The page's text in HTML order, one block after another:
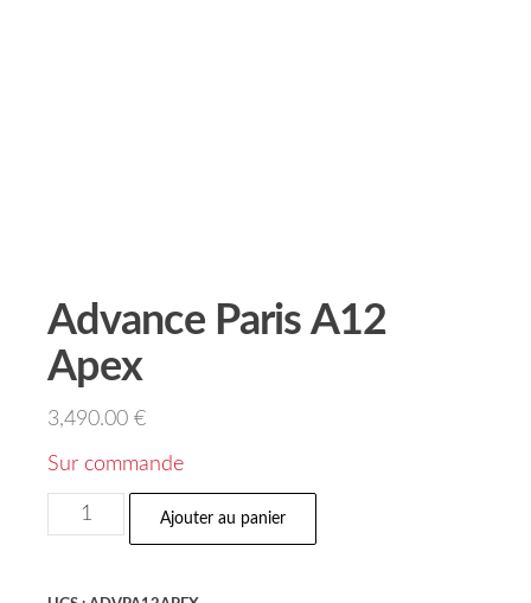
Advance Paris A12
Apex
3,490.00 €
Sur commande
Ajouter au panier